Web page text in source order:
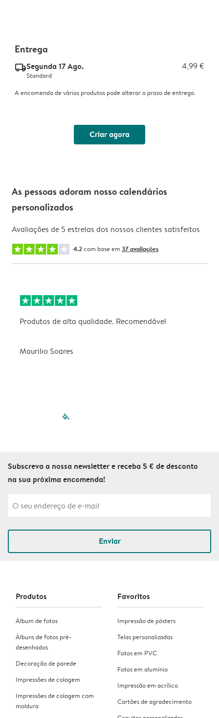
Entrega
delivery_standard_v2Segunda 17 Ago. 4,99 €
Standard
A encomenda de vários produtos pode alterar o prazo de entrega.
Criar agora
As pessoas adoram nosso calendários
personalizados
Avaliações de 5 estrelas dos nossos clientes satisfeitos
4.2com base em 37 avaliações
Produtos de alta qualidade. Recomendável
Maurilio Soares
filled-pagination
Subscreva a nossa newsletter e receba 5 € de desconto
na sua próxima encomenda!
Enviar
Produtos
Álbum de fotos
Álbuns de fotos pré-
desenhados
Decoração de parede
Impressões de colagem
Impressões de colagem com
moldura
Favoritos
Impressão de pósters
Telas personalizadas
Fotos em PVC
Fotos em alumínio
Impressão em acrílico
Cartões de agradecimento